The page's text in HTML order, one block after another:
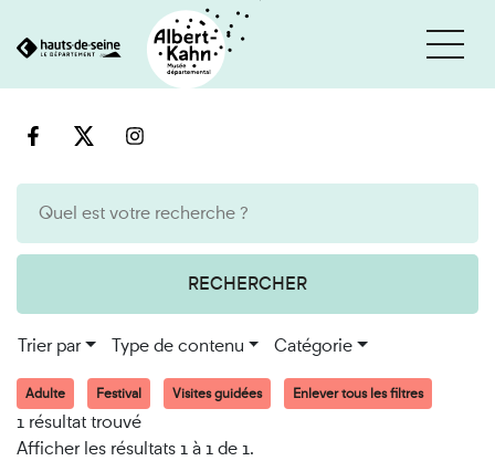
au
RECHERCHER
Trier par Type de contenu Catégorie
Adulte Festival Visites guidées Enlever tous les filtres
1 résultat trouvé
Afficher les résultats 1 à 1 de 1.
Cookies et traceurs utilisés sur ce site